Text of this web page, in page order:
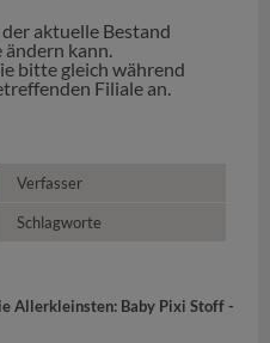
aktuelle Bestand
kann.
bitte gleich während
Filiale an.
Verfasser
Schlagworte
Allerkleinsten: Baby Pixi Stoff -